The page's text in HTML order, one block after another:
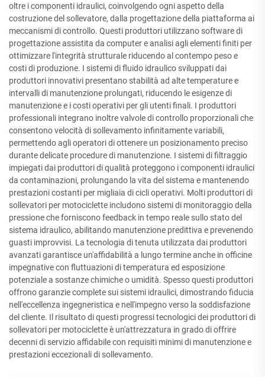
oltre i componenti idraulici, coinvolgendo ogni aspetto della
costruzione del sollevatore, dalla progettazione della piattaforma ai
meccanismi di controllo. Questi produttori utilizzano software di
progettazione assistita da computer e analisi agli elementi finiti per
ottimizzare l'integrità strutturale riducendo al contempo peso e
costi di produzione. I sistemi di fluido idraulico sviluppati dai
produttori innovativi presentano stabilità ad alte temperature e
intervalli di manutenzione prolungati, riducendo le esigenze di
manutenzione e i costi operativi per gli utenti finali. I produttori
professionali integrano inoltre valvole di controllo proporzionali che
consentono velocità di sollevamento infinitamente variabili,
permettendo agli operatori di ottenere un posizionamento preciso
durante delicate procedure di manutenzione. I sistemi di filtraggio
impiegati dai produttori di qualità proteggono i componenti idraulici
da contaminazioni, prolungando la vita del sistema e mantenendo
prestazioni costanti per migliaia di cicli operativi. Molti produttori di
sollevatori per motociclette includono sistemi di monitoraggio della
pressione che forniscono feedback in tempo reale sullo stato del
sistema idraulico, abilitando manutenzione predittiva e prevenendo
guasti improvvisi. La tecnologia di tenuta utilizzata dai produttori
avanzati garantisce un'affidabilità a lungo termine anche in officine
impegnative con fluttuazioni di temperatura ed esposizione
potenziale a sostanze chimiche o umidità. Spesso questi produttori
offrono garanzie complete sui sistemi idraulici, dimostrando fiducia
nell'eccellenza ingegneristica e nell'impegno verso la soddisfazione
del cliente. Il risultato di questi progressi tecnologici dei produttori di
sollevatori per motociclette è un'attrezzatura in grado di offrire
decenni di servizio affidabile con requisiti minimi di manutenzione e
prestazioni eccezionali di sollevamento.